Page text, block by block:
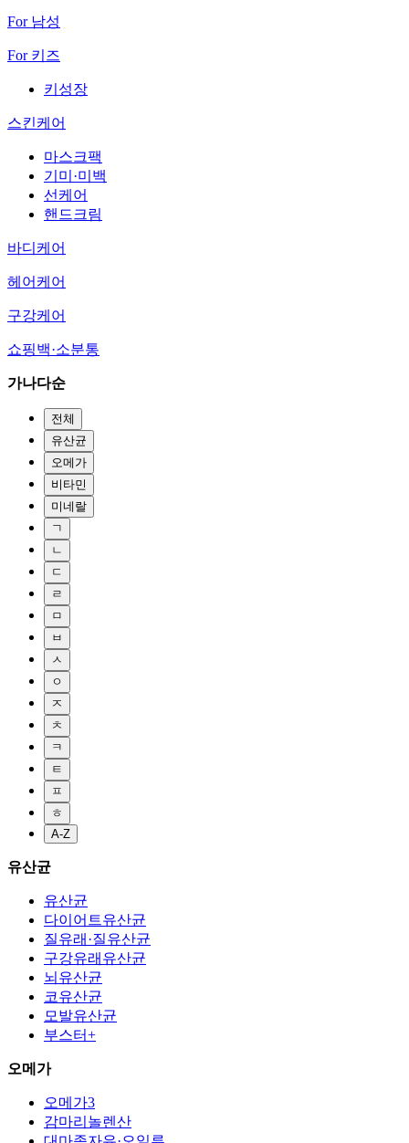
For 남성
For 키즈
키성장
스킨케어
마스크팩
기미·미백
선케어
핸드크림
바디케어
헤어케어
구강케어
쇼핑백·소분통
가나다순
전체
유산균
오메가
비타민
미네랄
ㄱ
ㄴ
ㄷ
ㄹ
ㅁ
ㅂ
ㅅ
ㅇ
ㅈ
ㅊ
ㅋ
ㅌ
ㅍ
ㅎ
A-Z
유산균
유산균
다이어트유산균
질유래·질유산균
구강유래유산균
뇌유산균
코유산균
모발유산균
부스터+
오메가
오메가3
감마리놀렌산